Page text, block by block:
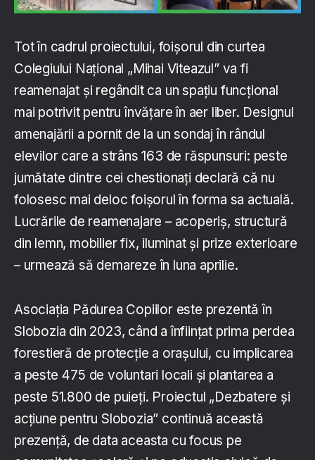
Tot în cadrul proiectului, foișorul din curtea
Colegiului Național „Mihai Viteazul” va fi
reamenajat și regândit ca un spațiu funcțional
mai potrivit pentru învățare în aer liber. Designul
amenajării a pornit de la un sondaj în rândul
elevilor care a strâns 163 de răspunsuri: peste
jumătate dintre cei chestionați declară că nu
folosesc mai deloc foișorul în forma sa actuală.
Lucrările de reamenajare – acoperiș, structură
din lemn, mobilier fix, iluminat și prize exterioare
– urmează să demareze în luna aprilie.
Asociația Pădurea Copiilor este prezentă în
Slobozia din 2023, când a înființat prima perdea
forestieră de protecție a orașului, cu implicarea
a peste 475 de voluntari locali și plantarea a
peste 51.800 de puieți. Proiectul „Dezbatere și
acțiune pentru Slobozia” continuă această
prezență, de data aceasta cu focus pe